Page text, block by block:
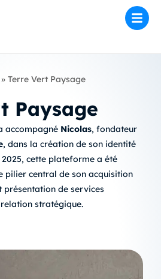
» Terre Vert Paysage
Paysage
accompagné Nicolas, fondateur
, dans la création de son identité
2025, cette plateforme a été
pilier central de son acquisition
de services
stratégique.